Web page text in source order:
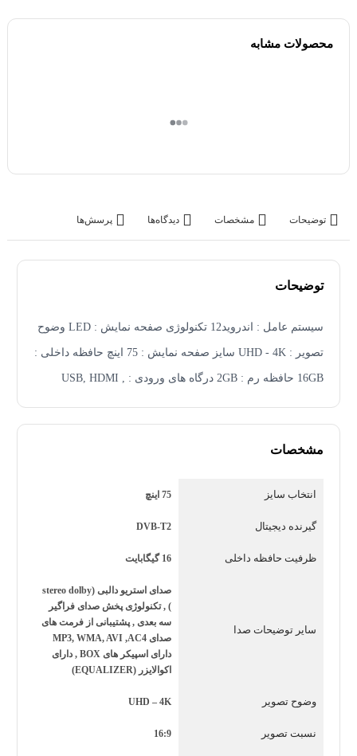
محصولات مشابه
توضیحات مشخصات دیدگاه‌ها پرسش‌ها
توضیحات
سیستم عامل : اندروید12 تکنولوژی صفحه نمایش : LED وضوح
تصویر : UHD - 4K سایز صفحه نمایش : 75 اینچ حافظه داخلی :
16GB حافظه رم : 2GB درگاه های ورودی : USB, HDMI ,
درگاه های ارتباطی به روز
به روز رسانی تصویر و روشنایی مناسب
کیفیت تصویر فوق العاده
مشخصات
انتخاب سایز 75 اینچ
گیرنده دیجیتال DVB-T2
ظرفیت حافظه داخلی 16 گیگابایت
سایر توضیحات صدا
صدای استریو دالبی (stereo dolby
) , تکنولوژی پخش صدای فراگیر
سه بعدی , پشتیبانی از فرمت های
صدای MP3, WMA, AVI ,AC4
دارای اسپیکر های BOX , دارای
اکوالایزر (EQUALIZER)
وضوح تصویر UHD – 4K
نسبت تصویر 16:9